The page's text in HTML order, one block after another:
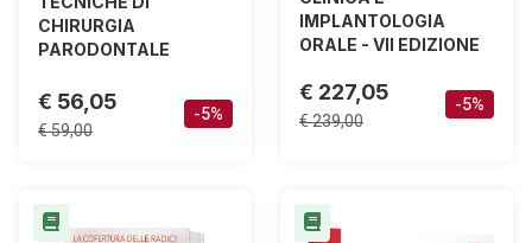
CHIRURGIA
PARODONTALE
€ 56,05
€ 59,00
-5%
IMPLANTOLOGIA
ORALE - VII EDIZIONE
€ 227,05
€ 239,00
-5%